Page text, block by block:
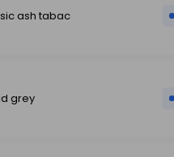
ash tabac
grey